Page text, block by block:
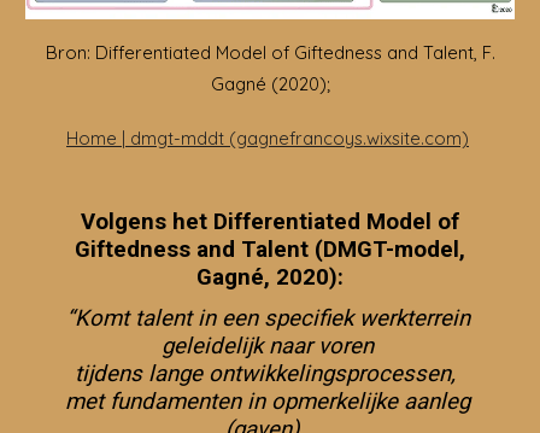
Bron: Differentiated Model of Giftedness and Talent, F.
Gagné (2020);
Home | dmgt-mddt (gagnefrancoys.wixsite.com)
Volgens het Differentiated Model of
Giftedness and Talent (DMGT-model,
Gagné, 2020):
“Komt talent in een specifiek werkterrein
geleidelijk naar voren
tijdens lange ontwikkelingsprocessen,
met fundamenten in opmerkelijke aanleg